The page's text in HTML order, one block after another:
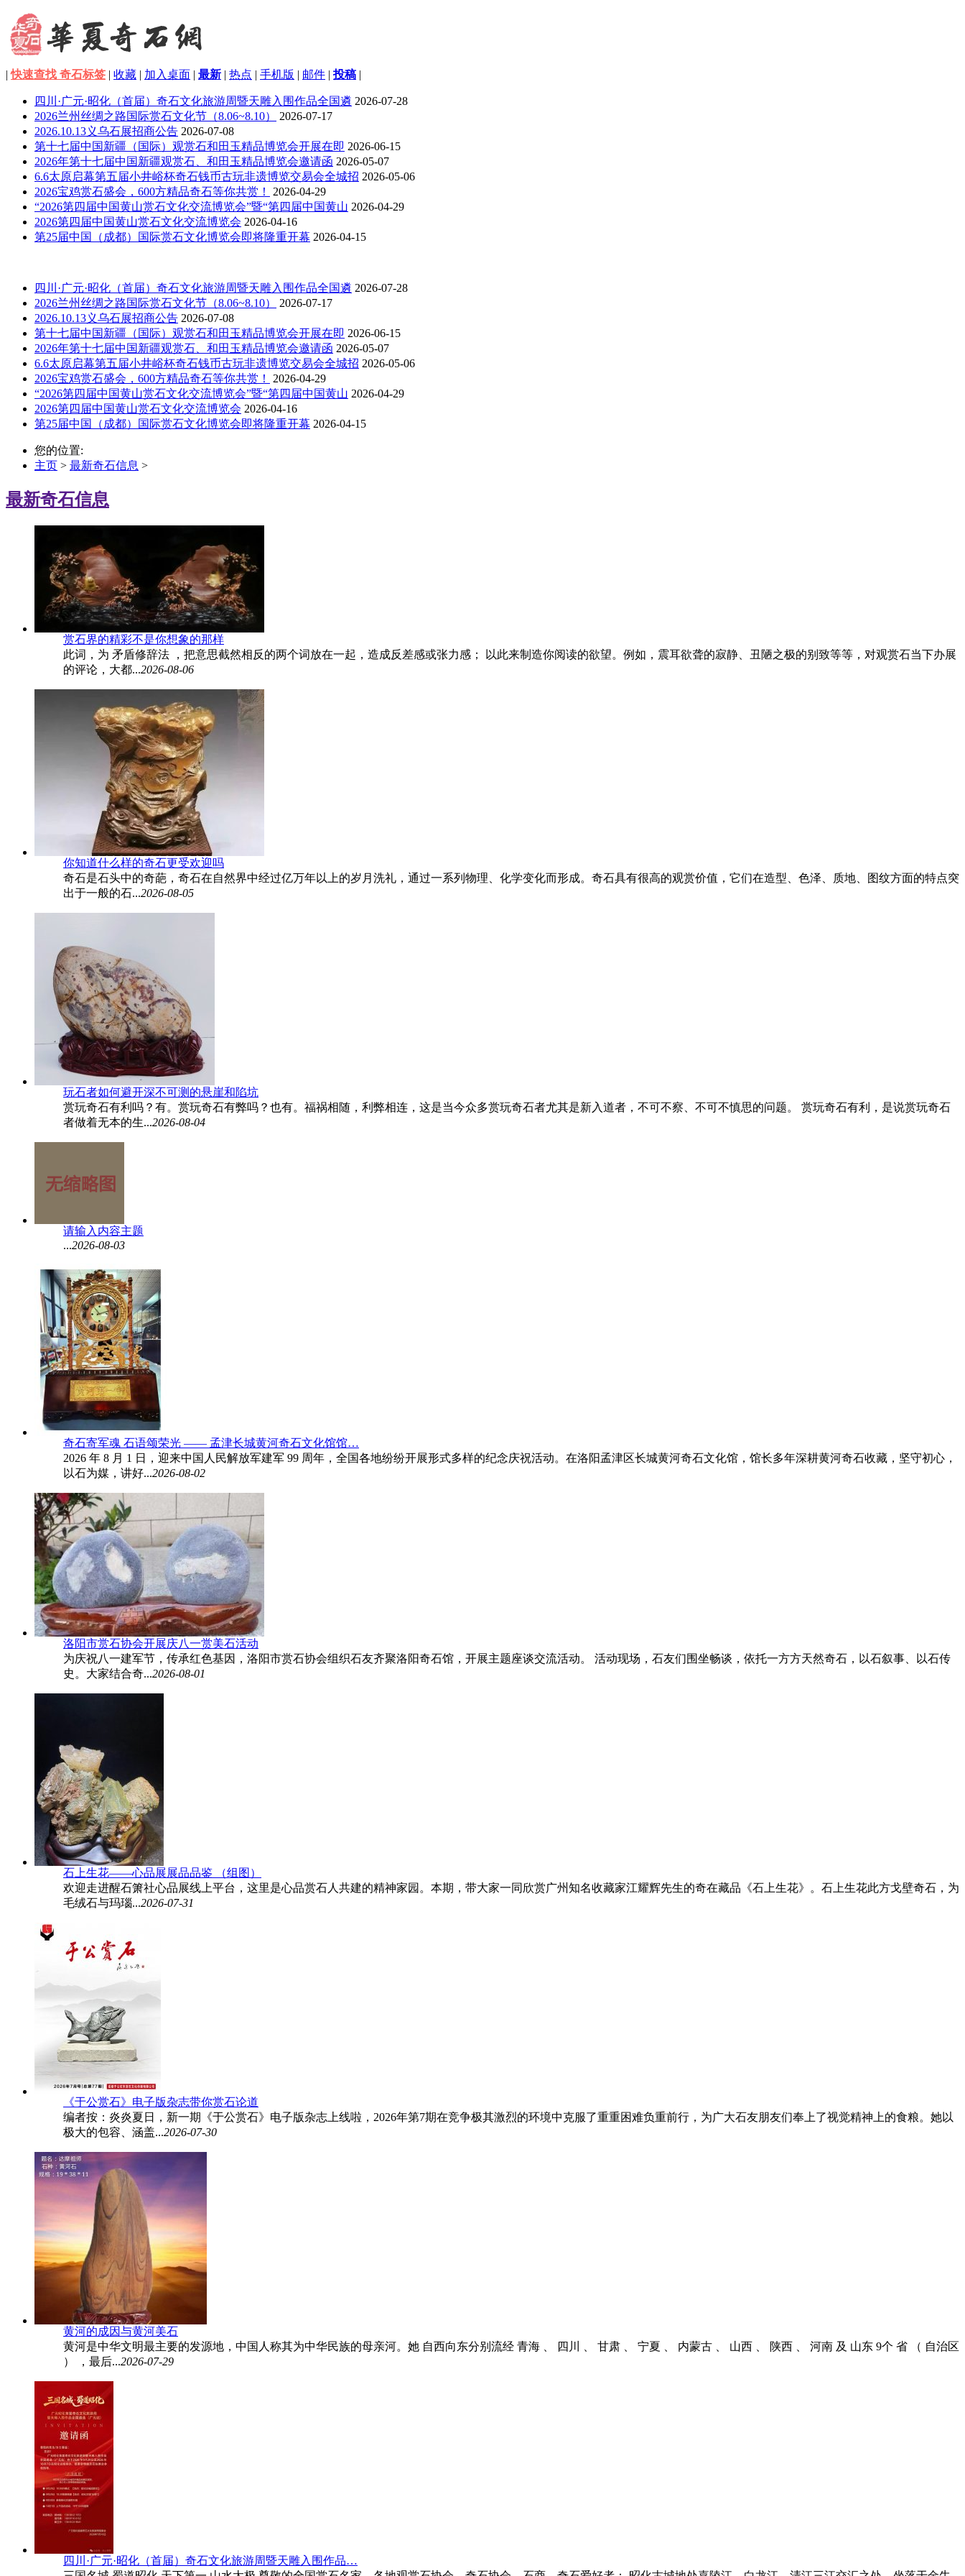
|快速查找 奇石标签 | 收藏 | 加入桌面 | 最新 | 热点 | 手机版 | 邮件 |投稿 |
四川·广元·昭化（首届）奇石文化旅游周暨天雕入围作品全国遴 2026-07-28
2026兰州丝绸之路国际赏石文化节（8.06~8.10）
2026-07-17
2026.10.13义乌石展招商公告 2026-07-08
第十七届中国新疆（国际）观赏石和田玉精品博览会开展在即 2026-06-15
2026年第十七届中国新疆观赏石、和田玉精品博览会邀请函 2026-05-07
6.6太原启幕第五届小井峪杯奇石钱币古玩非遗博览交易会全城招 2026-05-06
2026宝鸡赏石盛会，600方精品奇石等你共赏！
2026-04-29
“2026第四届中国黄山赏石文化交流博览会”暨“第四届中国黄山 2026-04-29
2026第四届中国黄山赏石文化交流博览会 2026-04-16
第25届中国（成都）国际赏石文化博览会即将隆重开幕 2026-04-15
四川·广元·昭化（首届）奇石文化旅游周暨天雕入围作品全国遴 2026-07-28
2026兰州丝绸之路国际赏石文化节（8.06~8.10）
2026-07-17
2026.10.13义乌石展招商公告 2026-07-08
第十七届中国新疆（国际）观赏石和田玉精品博览会开展在即 2026-06-15
2026年第十七届中国新疆观赏石、和田玉精品博览会邀请函 2026-05-07
6.6太原启幕第五届小井峪杯奇石钱币古玩非遗博览交易会全城招 2026-05-06
2026宝鸡赏石盛会，600方精品奇石等你共赏！
2026-04-29
“2026第四届中国黄山赏石文化交流博览会”暨“第四届中国黄山 2026-04-29
2026第四届中国黄山赏石文化交流博览会 2026-04-16
第25届中国（成都）国际赏石文化博览会即将隆重开幕 2026-04-15
您的位置:
主页 > 最新奇石信息 >
最新奇石信息
赏石界的精彩不是你想象的那样
此词，为 矛盾修辞法 ，把意思截然相反的两个词放在一起，造成反差感或张力感； 以此来制造你阅读的欲望。例如，震耳欲聋的寂静、丑陋之极的别致等等，对观赏石当下办展
的评论，大都...2026-08-06
你知道什么样的奇石更受欢迎吗
奇石是石头中的奇葩，奇石在自然界中经过亿万年以上的岁月洗礼，通过一系列物理、化学变化而形成。奇石具有很高的观赏价值，它们在造型、色泽、质地、图纹方面的特点突
出于一般的石...2026-08-05
玩石者如何避开深不可测的悬崖和陷坑
赏玩奇石有利吗？有。赏玩奇石有弊吗？也有。福祸相随，利弊相连，这是当今众多赏玩奇石者尤其是新入道者，不可不察、不可不慎思的问题。 赏玩奇石有利，是说赏玩奇石
者做着无本的生...2026-08-04
请输入内容主题
...2026-08-03
奇石寄军魂 石语颂荣光 —— 孟津长城黄河奇石文化馆馆…
2026 年 8 月 1 日，迎来中国人民解放军建军 99 周年，全国各地纷纷开展形式多样的纪念庆祝活动。在洛阳孟津区长城黄河奇石文化馆，馆长多年深耕黄河奇石收藏，坚守初心，
以石为媒，讲好...2026-08-02
洛阳市赏石协会开展庆八一赏美石活动
为庆祝八一建军节，传承红色基因，洛阳市赏石协会组织石友齐聚洛阳奇石馆，开展主题座谈交流活动。 活动现场，石友们围坐畅谈，依托一方方天然奇石，以石叙事、以石传
史。大家结合奇...2026-08-01
石上生花——心品展展品品鉴 （组图）
欢迎走进醒石箫社心品展线上平台，这里是心品赏石人共建的精神家园。本期，带大家一同欣赏广州知名收藏家江耀辉先生的奇在藏品《石上生花》。石上生花此方戈壁奇石，为
毛绒石与玛瑙...2026-07-31
《于公赏石》电子版杂志带你赏石论道
编者按：炎炎夏日，新一期《于公赏石》电子版杂志上线啦，2026年第7期在竞争极其激烈的环境中克服了重重困难负重前行，为广大石友朋友们奉上了视觉精神上的食粮。她以
极大的包容、涵盖...2026-07-30
黄河的成因与黄河美石
黄河是中华文明最主要的发源地，中国人称其为中华民族的母亲河。她 自西向东分别流经 青海 、 四川 、 甘肃 、 宁夏 、 内蒙古 、 山西 、 陕西 、 河南 及 山东 9个 省 （ 自治区
） ，最后...2026-07-29
四川·广元·昭化（首届）奇石文化旅游周暨天雕入围作品…